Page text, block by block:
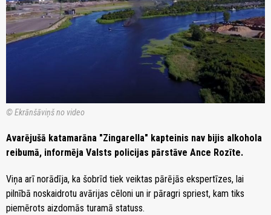
© Ekrānšāviņš no video
Avarējušā katamarāna "Zingarella" kapteinis nav bijis alkohola
reibumā, informēja Valsts policijas pārstāve Ance Rozīte.
Viņa arī norādīja, ka šobrīd tiek veiktas pārējās ekspertīzes, lai
pilnībā noskaidrotu avārijas cēloni un ir pāragri spriest, kam tiks
piemērots aizdomās turamā statuss.